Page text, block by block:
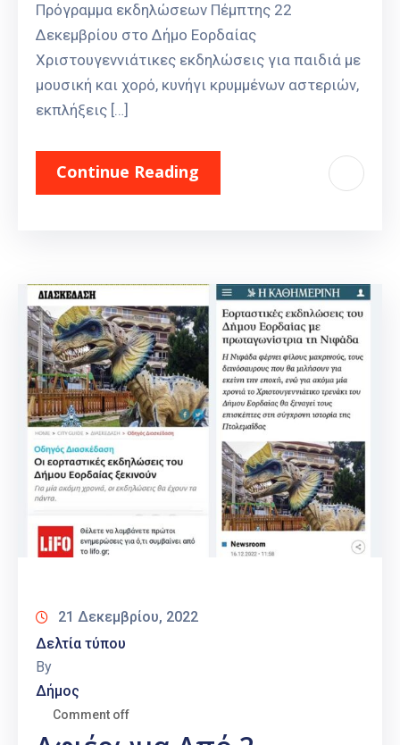
Πρόγραμμα εκδηλώσεων Πέμπτης 22
Δεκεμβρίου στο Δήμο Εορδαίας
Χριστουγεννιάτικες εκδηλώσεις για παιδιά με
μουσική και χορό, κυνήγι κρυμμένων αστεριών,
εκπλήξεις […]
Continue Reading
21 Δεκεμβρίου, 2022
Δελτία τύπου
By
Δήμος
Comment off